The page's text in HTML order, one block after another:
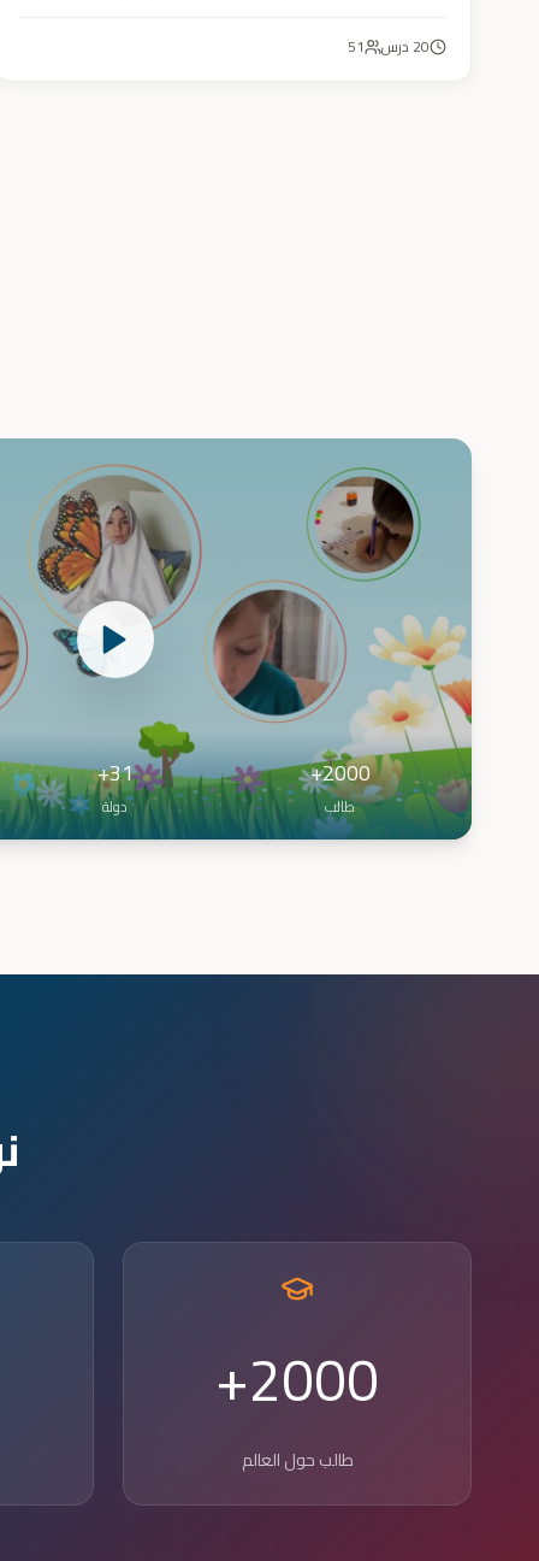
أنشطة تفاعلية وأسلوب تعليمي ممتع وفعّال.
20 درس 51
2000+
طالب
31+
دولة
2000+
طالب حول العالم